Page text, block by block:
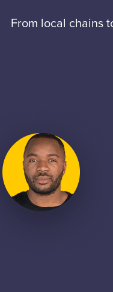
From local chains